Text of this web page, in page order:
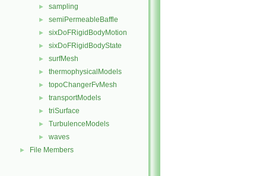
► sampling
► semiPermeableBaffle
► sixDoFRigidBodyMotion
► sixDoFRigidBodyState
► surfMesh
► thermophysicalModels
► topoChangerFvMesh
► transportModels
► triSurface
► TurbulenceModels
► waves
► File Members